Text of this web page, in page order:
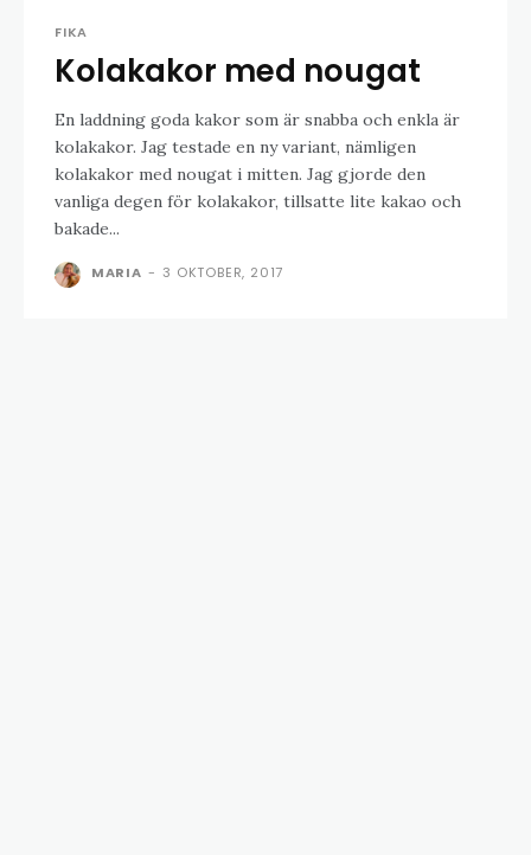
FIKA
Kolakakor med nougat
En laddning goda kakor som är snabba och enkla är
kolakakor. Jag testade en ny variant, nämligen
kolakakor med nougat i mitten. Jag gjorde den
vanliga degen för kolakakor, tillsatte lite kakao och
bakade...
MARIA - 3 OKTOBER, 2017